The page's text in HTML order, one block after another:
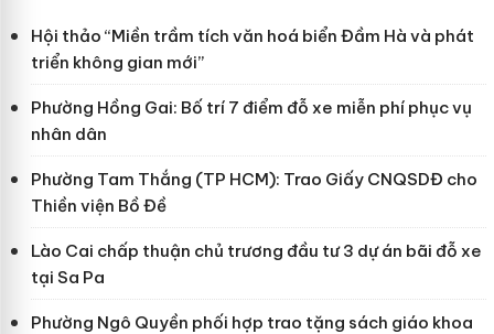
Hội thảo “Miền trầm tích văn hoá biển Đầm Hà và phát
triển không gian mới”
Phường Hồng Gai: Bố trí 7 điểm đỗ xe miễn phí phục vụ
nhân dân
Phường Tam Thắng (TP HCM): Trao Giấy CNQSDĐ cho
Thiền viện Bồ Đề
Lào Cai chấp thuận chủ trương đầu tư 3 dự án bãi đỗ xe
tại Sa Pa
Phường Ngô Quyền phối hợp trao tặng sách giáo khoa